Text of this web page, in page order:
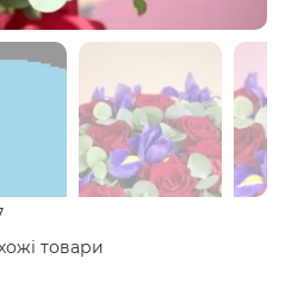
товари